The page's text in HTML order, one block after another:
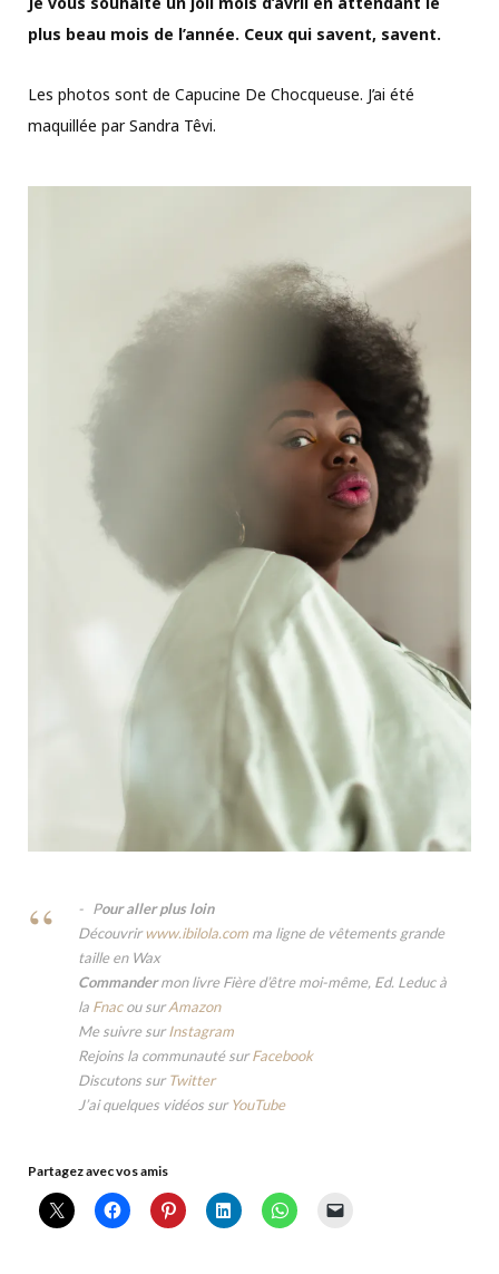
plus beau mois de l’année. Ceux qui savent, savent.
Les photos sont de Capucine De Chocqueuse. J’ai été
maquillée par Sandra Têvi.
Pour aller plus loin
Découvrirwww.ibilola.com ma ligne de vêtements grande
taille en Wax
Commandermon livre Fière d’être moi-même, Ed. Leduc à
la Fnacou surAmazon
Me suivre surInstagram
Rejoins la communauté surFacebook
Discutons surTwitter
J’ai quelques vidéos surYouTube
Partagez avec vos amis